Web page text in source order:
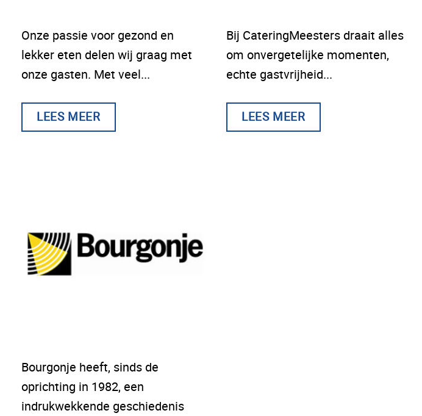
Onze passie voor gezond en
lekker eten delen wij graag met
onze gasten. Met veel...
LEES MEER
Bij CateringMeesters draait alles
om onvergetelijke momenten,
echte gastvrijheid...
LEES MEER
Bourgonje heeft, sinds de
oprichting in 1982, een
indrukwekkende geschiedenis